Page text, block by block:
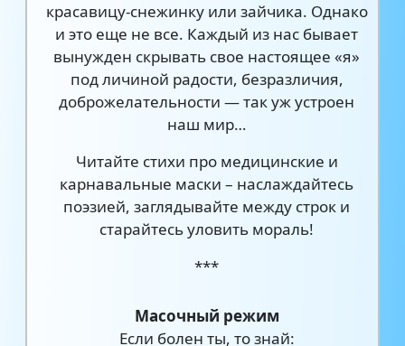
красавицу-снежинку или зайчика. Однако
и это еще не все. Каждый из нас бывает
вынужден скрывать свое настоящее «я»
под личиной радости, безразличия,
доброжелательности — так уж устроен
наш мир…
Читайте стихи про медицинские и
карнавальные маски – наслаждайтесь
поэзией, заглядывайте между строк и
старайтесь уловить мораль!
***
Масочный режим
Если болен ты, то знай: